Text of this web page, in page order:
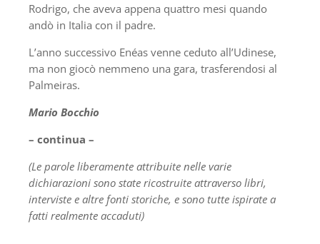
Rodrigo, che aveva appena quattro mesi quando
andò in Italia con il padre.
L’anno successivo Enéas venne ceduto all’Udinese,
ma non giocò nemmeno una gara, trasferendosi al
Palmeiras.
Mario Bocchio
– continua –
(Le parole liberamente attribuite nelle varie
dichiarazioni sono state ricostruite attraverso libri,
interviste e altre fonti storiche, e sono tutte ispirate a
fatti realmente accaduti)